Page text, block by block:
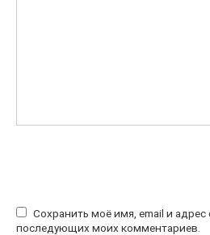
Сохранить моё имя, email и адрес
последующих моих комментариев.